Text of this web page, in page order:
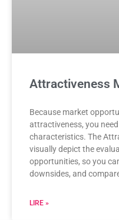
Attractiveness
Because market
attractiveness, you
characteristics. The
visually depict the
opportunities, so you
downsides, and
LIRE »